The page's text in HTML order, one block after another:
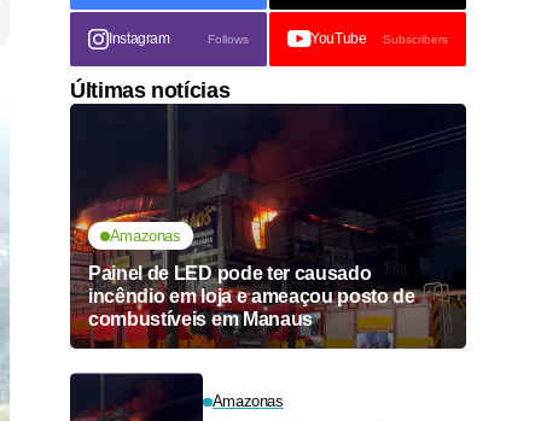
Instagram Follows YouTube Subscribers
Últimas notícias
Amazonas
Painel de LED pode ter causado
incêndio em loja e ameaçou posto de
combustíveis em Manaus
Amazonas